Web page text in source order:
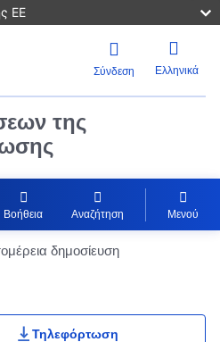
ΕΕ
Σύνδεση Ελληνικά
της
Βοήθεια Αναζήτηση Μενού
δημοσίευση
Portlet
Τηλεφόρτωση